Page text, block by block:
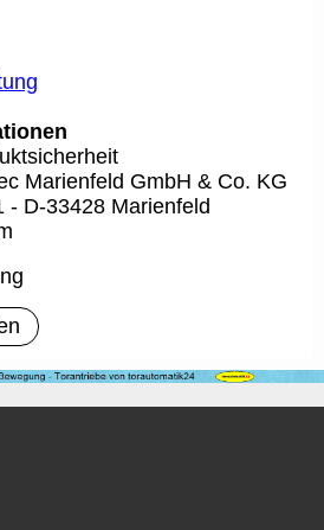
Marienfeld GmbH & Co. KG
- D-33428 Marienfeld